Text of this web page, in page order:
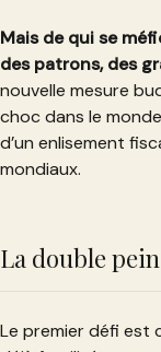
Mais de qui se
des patrons, des
nouvelle mesure
choc dans le
d’un enlisement
mondiaux.
La double
Le premier défi est